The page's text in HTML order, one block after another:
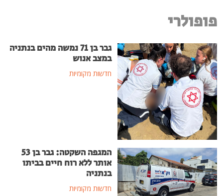
פופולרי
גבר בן 71 נמשה מהים בנתניה
במצב אנוש
חדשות מקומיות
המגפה השקטה: גבר בן 53
אותר ללא רוח חיים בביתו
בנתניה
חדשות מקומיות